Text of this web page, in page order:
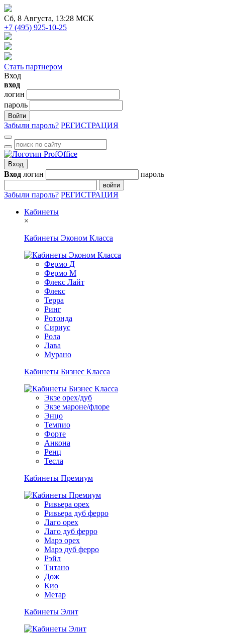
Сб, 8 Августа, 13:28 МСК
+7 (495) 925-10-25
Стать партнером
Вход
вход
логин
пароль
Войти
Забыли пароль? РЕГИСТРАЦИЯ
Вход
Вход логин пароль
войти
Забыли пароль? РЕГИСТРАЦИЯ
Кабинеты
×
Кабинеты Эконом Класса
Фермо Д
Фермо М
Флекс Лайт
Флекс
Терра
Ринг
Ротонда
Сириус
Рола
Лава
Мурано
Кабинеты Бизнес Класса
Экзе орех/дуб
Экзе мароне/флоре
Энцо
Темпио
Форте
Анкона
Ренц
Тесла
Кабинеты Премиум
Ривьера орех
Ривьера дуб ферро
Лаго орех
Лаго дуб ферро
Марэ орех
Марэ дуб ферро
Рэйл
Титано
Дож
Кио
Метар
Кабинеты Элит